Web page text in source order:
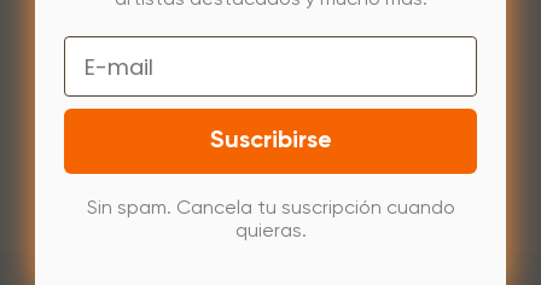
Email
Suscribirse
Sin spam. Cancela tu suscripción cuando
quieras.